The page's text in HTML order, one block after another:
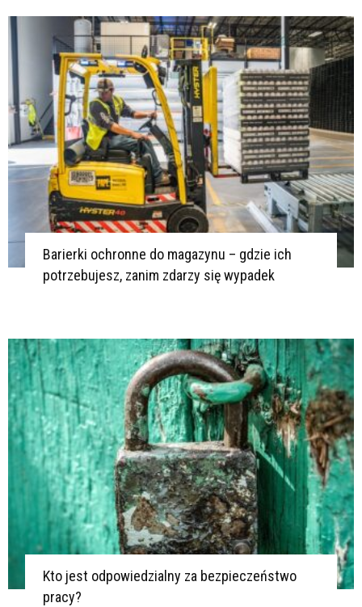
Barierki ochronne do magazynu – gdzie ich
potrzebujesz, zanim zdarzy się wypadek
Kto jest odpowiedzialny za bezpieczeństwo
pracy?